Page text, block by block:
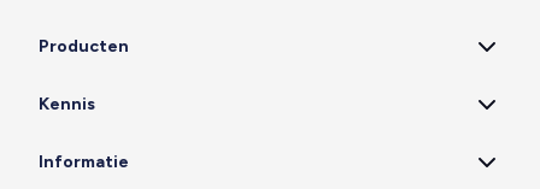
Producten
Kennis
Informatie